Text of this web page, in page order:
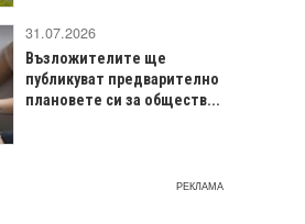
31.07.2026
Възложителите ще
публикуват предварително
плановете си за обществ...
РЕКЛАМА